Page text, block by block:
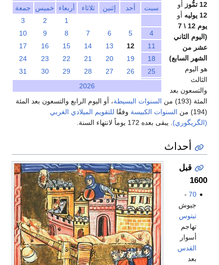
سبت
أحد إثنين ثلاثاء أربعاء خميس
جمعة
1
2
3
4
5
6
7
8
9
10
11
12
13
14
15
16
17
18
19
20
21
22
23
24
25
26
27
28
29
30
31
2026
12 تمُّوز
أو
12 يوليه
أو
يوم 12 \ 7
(اليوم الثاني
عشر من
الشهر السابع)
هو اليوم
الثالث
والتسعون بعد
المئة (193) من
السنوات البسيطة، أو اليوم الرابع والتسعون بعد المئة
(194) من
السنوات الكبيسة وفقًا للتقويم الميلادي الغربي
(الگريگوري) . يبقى بعده 172 يوماً لانتهاء السنة.
أحداث
قبل
1600
70
-
جيوش
تيتوس
تهاجم
أسوار
القدس
بعد